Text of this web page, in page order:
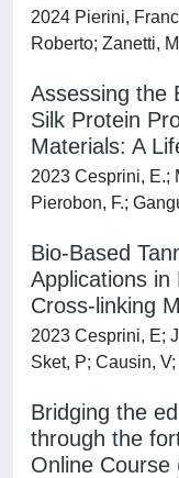
2024 Pierini,
Roberto; Zanetti,
Assessing the
Silk Protein
Materials: A
2023 Cesprini, E.;
Pierobon, F.;
Bio-Based
Applications in
Cross-linking
2023 Cesprini, E;
Sket, P; Causin,
Bridging the
through the
Online